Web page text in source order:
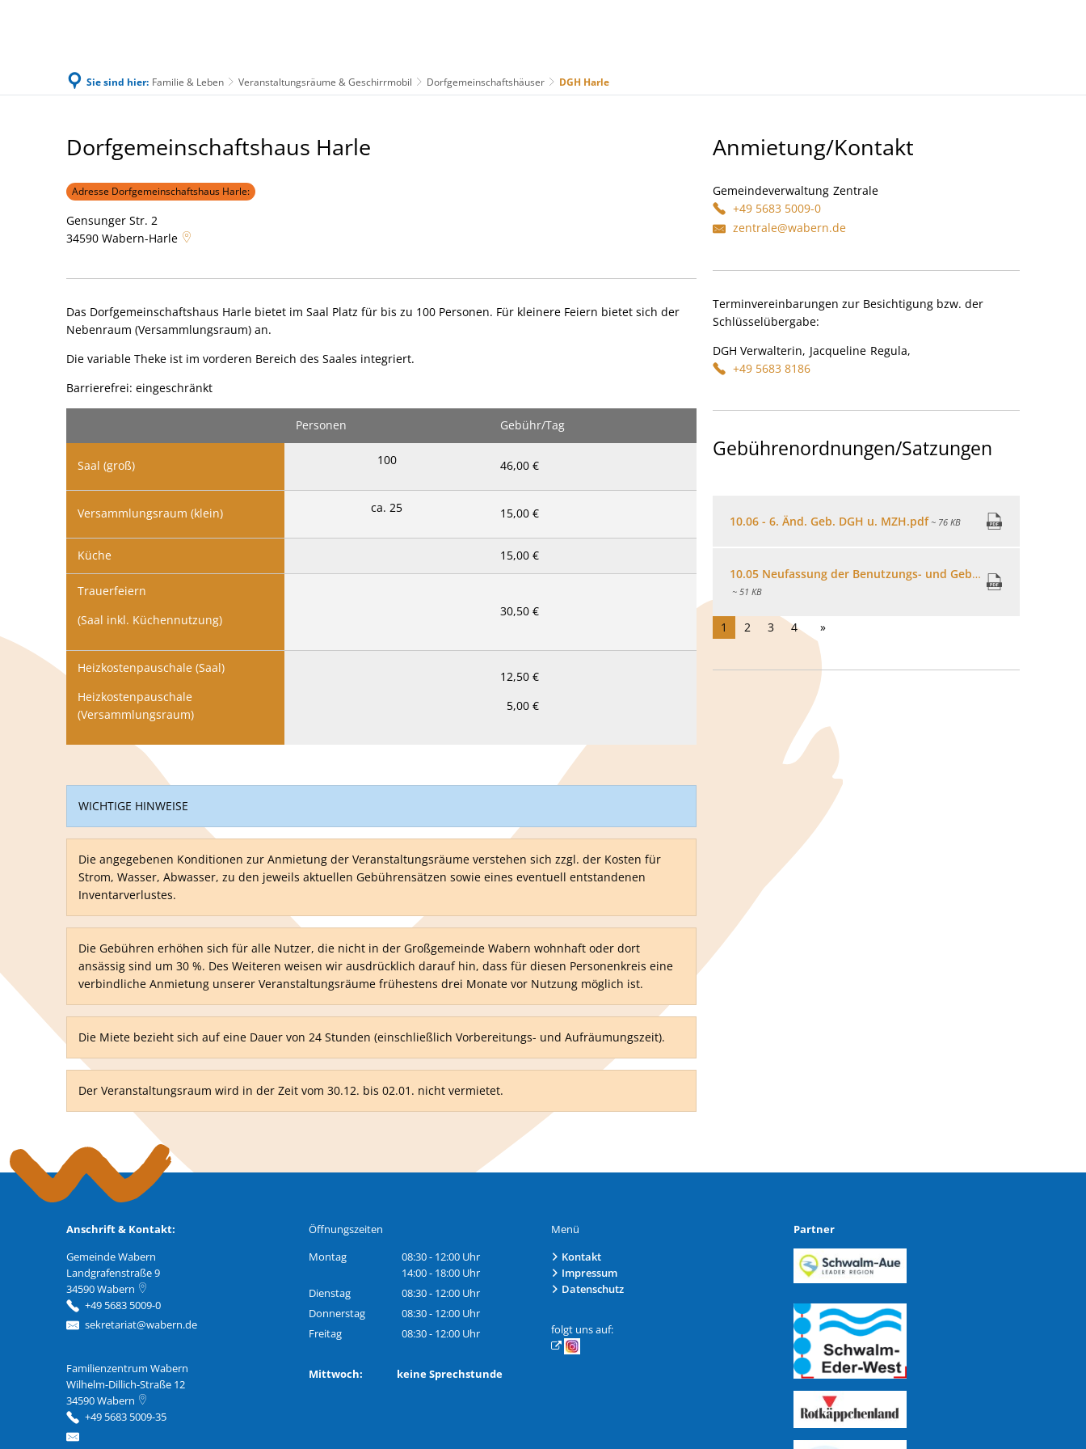
Familie & Leben Bürgerservice & Rathaus Freizeit & Tourismus Wirtschaft & Handel Kultur- Termine - Veranstaltungen
Sie sind hier: Familie & Leben Veranstaltungsräume & Geschirrmobil Dorfgemeinschaftshäuser DGH Harle
Dorfgemeinschaftshaus Harle
Adresse Dorfgemeinschaftshaus Harle:
Gensunger Str. 2
34590 Wabern-Harle
Das Dorfgemeinschaftshaus Harle bietet im Saal Platz für bis zu 100 Personen. Für kleinere Feiern bietet sich der
Nebenraum (Versammlungsraum) an.
Die variable Theke ist im vorderen Bereich des Saales integriert.
Barrierefrei: eingeschränkt
Personen Gebühr/Tag
Saal (groß) 100 46,00 €
Versammlungsraum (klein) ca. 25 15,00 €
Küche 15,00 €
Trauerfeiern
(Saal inkl. Küchennutzung)
30,50 €
Heizkostenpauschale (Saal)
Heizkostenpauschale
(Versammlungsraum)
12,50 €
5,00 €
WICHTIGE HINWEISE
Die angegebenen Konditionen zur Anmietung der Veranstaltungsräume verstehen sich zzgl. der Kosten für
Strom, Wasser, Abwasser, zu den jeweils aktuellen Gebührensätzen sowie eines eventuell entstandenen
Inventarverlustes.
Die Gebühren erhöhen sich für alle Nutzer, die nicht in der Großgemeinde Wabern wohnhaft oder dort
ansässig sind um 30 %. Des Weiteren weisen wir ausdrücklich darauf hin, dass für diesen Personenkreis eine
verbindliche Anmietung unserer Veranstaltungsräume frühestens drei Monate vor Nutzung möglich ist.
Die Miete bezieht sich auf eine Dauer von 24 Stunden (einschließlich Vorbereitungs- und Aufräumungszeit).
Der Veranstaltungsraum wird in der Zeit vom 30.12. bis 02.01. nicht vermietet.
Anmietung/Kontakt
Gemeindeverwaltung Zentrale
+49 5683 5009-0
zentrale@wabern.de
Terminvereinbarungen zur Besichtigung bzw. der
Schlüsselübergabe:
DGH Verwalterin, Jacqueline Regula,
+49 5683 8186
Gebührenordnungen/Satzungen
10.06 - 6. Änd. Geb. DGH u. MZH.pdf~ 76 KB
10.05 Neufassung der Benutzungs- und Gebührenordnung.pdf
~ 51 KB
1 2 3 4
Anschrift & Kontakt:
Gemeinde Wabern
Landgrafenstraße 9
34590Wabern
+49 5683 5009-0
sekretariat@wabern.de
Familienzentrum Wabern
Familienzentrum Wabern
Wilhelm-Dillich-Straße 12
34590Wabern
+49 5683 5009-35
Öffnungszeiten
Montag
08:30- 12:00 Uhr
Von 08:30 bis 12:00 Uhr
14:00- 18:00 Uhr
Von 14:00 bis 18:00 Uhr
Dienstag 08:30- 12:00 Uhr
Von 08:30 bis 12:00 Uhr
Donnerstag 08:30- 12:00 Uhr
Von 08:30 bis 12:00 Uhr
Freitag 08:30- 12:00 Uhr
Mittwoch: keine Sprechstunde
Menü
Kontakt
Impressum
Datenschutz
folgt uns auf:
Partner